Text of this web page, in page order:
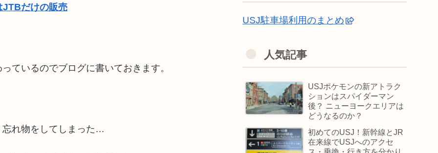
JTBだけの販売
ているのでブログに書いておきます。
忘れ物をしてしまった…
USJ駐車場利用のまとめ
人気記事
USJポケモンの新アトラク
ションはスパイダーマン
後？ ニューヨークエリアは
どうなるのか？
初めてのUSJ！新幹線とJR
在来線でUSJへのアクセ